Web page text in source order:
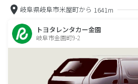
岐阜県岐阜市米屋町から 1641m
トヨタレンタカー金園
岐阜市金園町9-2